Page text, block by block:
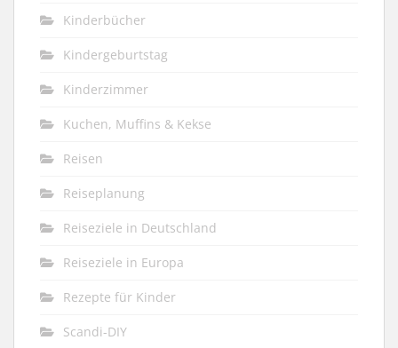
Kinderbücher
Kindergeburtstag
Kinderzimmer
Kuchen, Muffins & Kekse
Reisen
Reiseplanung
Reiseziele in Deutschland
Reiseziele in Europa
Rezepte für Kinder
Scandi-DIY